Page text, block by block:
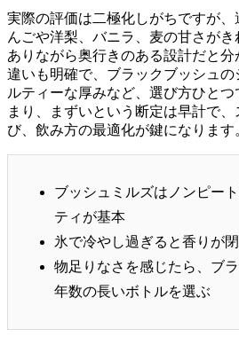
実際の評価は二極化しがちですが、
んごや洋梨、バニラ、麦の甘さが
ありながら奥行きのある設計だと
違いも明確で、ブラックブッシュ
ルティーな厚みなど、選び方ひと
まり、まずいという断定は早計で
び、飲み方の最適化が鍵になります
ブッシュミルズはノンピー
ティが基本
氷で冷やし過ぎると香りが
物足りなさを感じたら、ブ
年数の長いボトルを選ぶ